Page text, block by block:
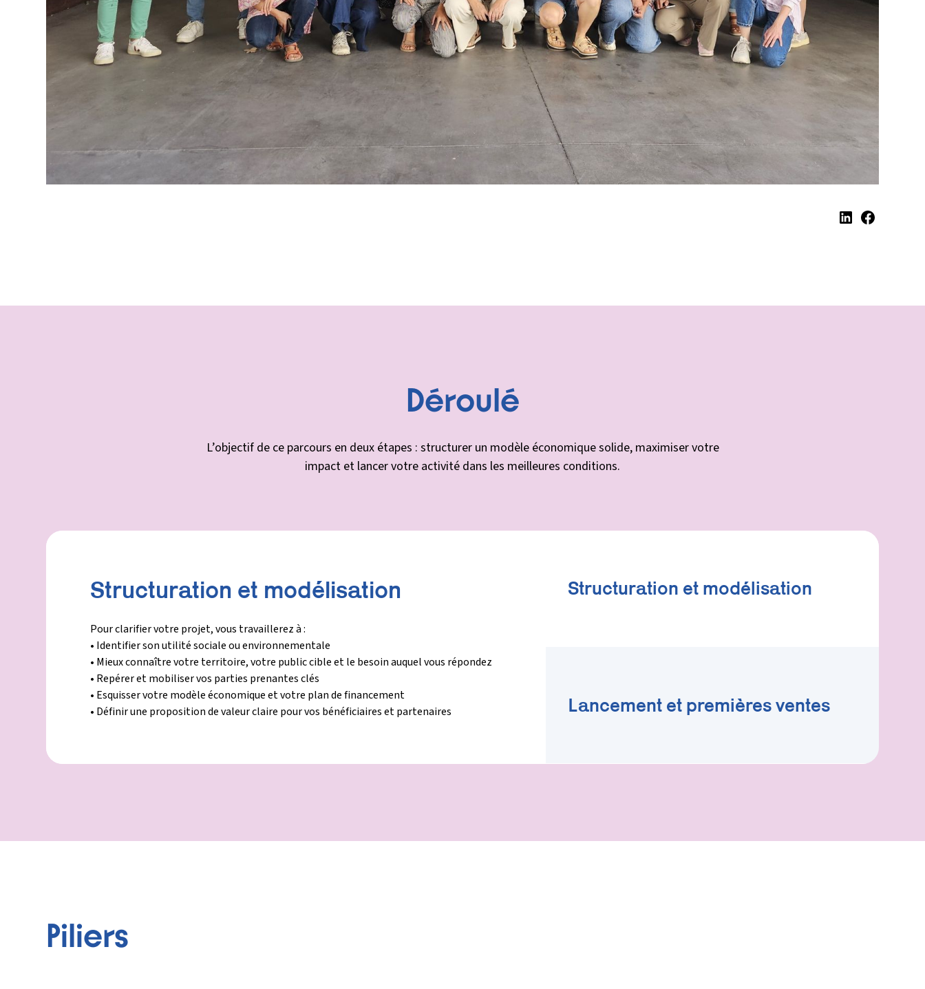
Déroulé
L’objectif de ce parcours en deux étapes : structurer un modèle économique solide, maximiser votre
impact et lancer votre activité dans les meilleures conditions.
Structuration et modélisation
Lancement et premières ventes
Structuration et modélisation
Pour clarifier votre projet, vous travaillerez à :
• Identifier son utilité sociale ou environnementale
• Mieux connaître votre territoire, votre public cible et le besoin auquel vous répondez
• Repérer et mobiliser vos parties prenantes clés
• Esquisser votre modèle économique et votre plan de financement
• Définir une proposition de valeur claire pour vos bénéficiaires et partenaires
Piliers